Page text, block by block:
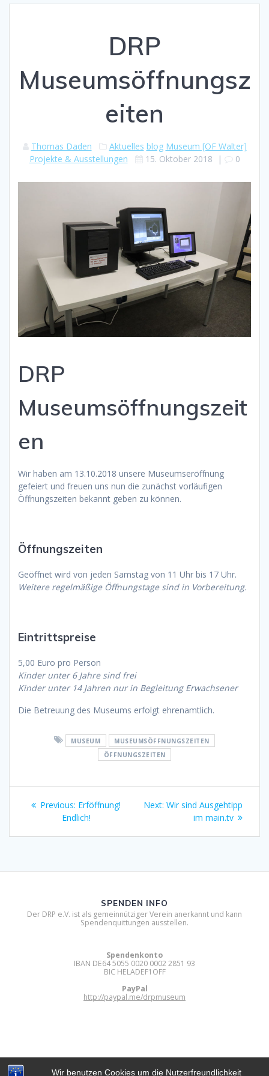
Wir benutzen Cookies um die Nutzerfreundlichkeit
DRP
Museumsöffnungsz
eiten
Thomas Daden Aktuelles blog Museum [OF Walter]
Projekte & Ausstellungen
15. Oktober 2018 | 0
DRP
Museumsöffnungszeit
en
Wir haben am 13.10.2018 unsere Museumseröffnung
gefeiert und freuen uns nun die zunächst vorläufigen
Öffnungszeiten bekannt geben zu können.
Öffnungszeiten
Geöffnet wird von jeden Samstag von 11 Uhr bis 17 Uhr.
Weitere regelmäßige Öffnungstage sind in Vorbereitung.
Eintrittspreise
5,00 Euro pro Person
Kinder unter 6 Jahre sind frei
Kinder unter 14 Jahren nur in Begleitung Erwachsener
Die Betreuung des Museums erfolgt ehrenamtlich.
MUSEUM
MUSEUMSÖFFNUNGSZEITEN
ÖFFNUNGSZEITEN
Beitragsnavigation
Previous: Previous
post:
Erföffnung!
Endlich!
Next: Next
Wir sind Ausgehtipp
im main.tv
SPENDEN INFO
Der DRP e.V. ist als gemeinnütziger Verein anerkannt und kann
Spendenquittungen ausstellen.
Spendenkonto
IBAN DE64 5055 0020 0002 2851 93
BIC HELADEF1OFF
PayPal
http://paypal.me/drpmuseum